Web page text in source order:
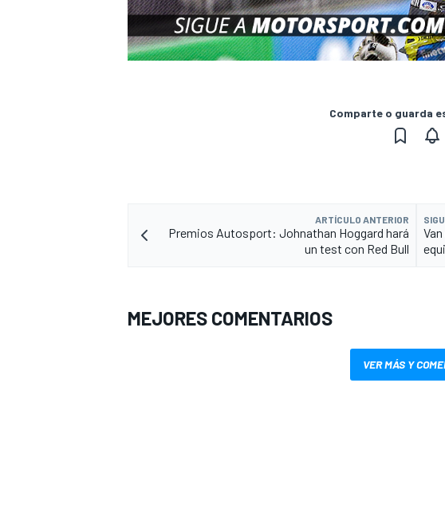
Comparte o guarda
ARTÍCULO ANTERIOR
Premios Autosport: Johnathan Hoggard hará
un test con Red Bull
MEJORES COMENTARIOS
VER MÁS Y